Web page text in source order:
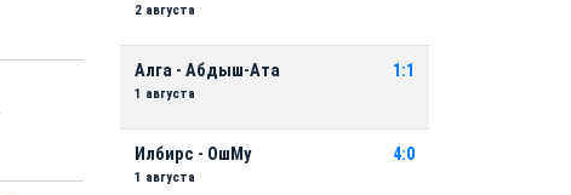
2 августа
Алга - Абдыш-Ата
1 августа
1:1
Илбирс - ОшМу
1 августа
4:0